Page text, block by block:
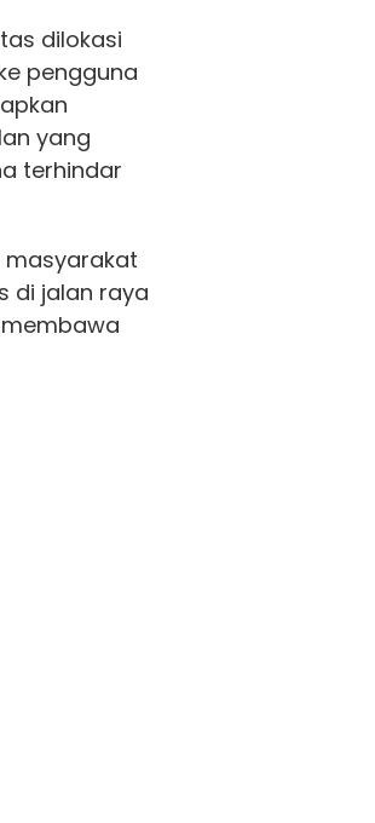
dilokasi
pengguna
yang
terhindar
masyarakat
di jalan raya